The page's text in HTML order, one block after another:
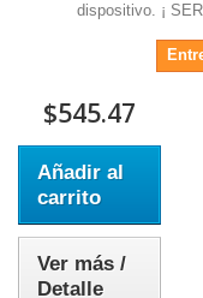
dispositivo. ¡
$545.47
Añadir al
carrito
Ver más /
Detalle